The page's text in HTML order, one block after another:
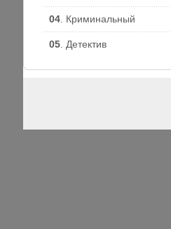
04 . Криминальный
05 . Детектив